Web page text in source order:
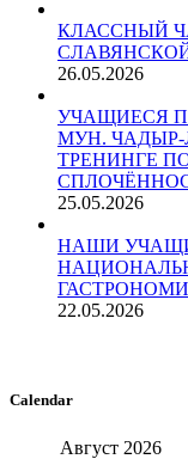
КЛАССНЫЙ
СЛАВЯНСКОЙ
26.05.2026
УЧАЩИЕСЯ
МУН. ЧАДЫР-
ТРЕНИНГЕ
25.05.2026
НАШИ
22.05.2026
Calendar
Август 2026